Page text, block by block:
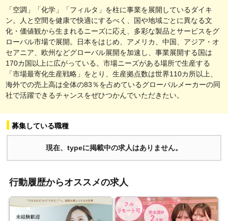
「空調」「化学」「フィルタ」を柱に事業を展開しているダイキ
ン。人と空間を健康で快適にするべく、国や地域ごとに異なる文
化・価値観から生まれるニーズに応え、多彩な製品とサービスをグ
ローバル市場で展開。日本をはじめ、アメリカ、中国、アジア・オ
セアニア、欧州などグローバル展開を加速し、事業展開する国は
170カ国以上に広がっている。市場ニーズがある場所で生産する
「市場最寄化生産戦略」をとり、生産拠点数は世界110カ所以上、
海外での売上高は全体の83％を占めているグローバルメーカーの同
社で活躍できるチャンスをぜひつかんでいただきたい。
募集している職種
現在、typeに掲載中の求人はありません。
行動履歴からオススメの求人